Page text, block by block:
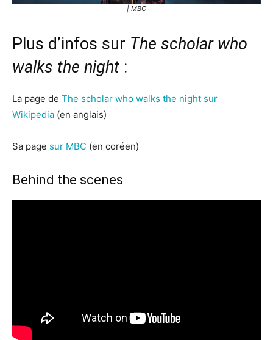
| MBC
Plus d’infos sur The scholar who
walks the night :
La page de The scholar who walks the night sur
Wikipedia (en anglais)
Sa page sur MBC (en coréen)
Behind the scenes